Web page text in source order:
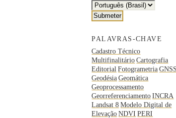
PALAVRAS-CHAVE
Cadastro Técnico
Multifinalitário Cartografia
Editorial Fotogrametria GNSS
Geodésia Geomática
Geoprocessamento
Georreferenciamento INCRA
Landsat 8 Modelo Digital de
Elevação NDVI PERI